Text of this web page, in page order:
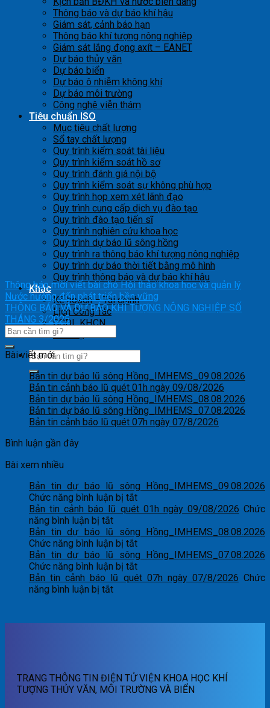
Thông báo và dự báo khí hậu
Giám sát, cảnh báo hạn
Thông báo khí tượng nông nghiệp
Giám sát lắng đọng axít – EANET
Dự báo thủy văn
Dự báo biển
Dự báo ô nhiễm không khí
Dự báo môi trường
Công nghệ viễn thám
Tiêu chuẩn ISO
Mục tiêu chất lượng
Sổ tay chất lượng
Quy trình kiểm soát tài liệu
Quy trình kiểm soát hồ sơ
Quy trình đánh giá nội bộ
Quy trình kiểm soát sự không phù hợp
Quy trình họp xem xét lãnh đạo
Quy trình cung cấp dịch vụ đào tạo
Quy trình đào tạo tiến sĩ
Quy trình nghiên cứu khoa học
Quy trình dự báo lũ sông hồng
Quy trình ra thông báo khí tượng nông nghiệp
Quy trình dự báo thời tiết bằng mô hình
Quy trình thông báo và dự báo khí hậu
Khác
Kế hoạch – Tài chính
Lịch Công Tác
CSDL KHCN
Liên hệ
Thông báo mời viết bài cho Hội thảo khoa học và quản lý
Nước hướng đến phát triển bền vững
THÔNG BÁO VÀ DỰ BÁO KHÍ TƯỢNG NÔNG NGHIỆP SỐ
THÁNG 3/2025
Bài viết mới
Bản tin dự báo lũ sông Hồng_IMHEMS_09.08.2026
Bản tin cảnh báo lũ quét 01h ngày 09/08/2026
Bản tin dự báo lũ sông Hồng_IMHEMS_08.08.2026
Bản tin dự báo lũ sông Hồng_IMHEMS_07.08.2026
Bản tin cảnh báo lũ quét 07h ngày 07/8/2026
Bình luận gần đây
Bài xem nhiều
Bản tin dự báo lũ sông Hồng_IMHEMS_09.08.2026
Chức năng bình luận bị tắtở
Bản
dự
báo
lũ
sông
Hồng_IMHEMS_09.08.2026
Bản tin cảnh báo lũ quét 01h ngày 09/08/2026 Chức
năng bình luận bị tắtở
Bản
tin
cảnh
báo
lũ
quét
09/08/2026
Bản tin dự báo lũ sông Hồng_IMHEMS_08.08.2026
Chức năng bình luận bị tắtở
Bản
tin
dự
Hồng_IMHEMS_08.08.2026
Bản tin dự báo lũ sông Hồng_IMHEMS_07.08.2026
Chức năng bình luận bị tắtở
Bản
lũ
Bản tin cảnh báo lũ quét 07h ngày 07/8/2026 Chức
năng bình luận bị tắtở
cảnh
ngày
07/8/2026
TRANG THÔNG TIN ĐIỆN TỬ VIỆN KHOA HỌC KHÍ
TƯỢNG THỦY VĂN, MÔI TRƯỜNG VÀ BIỂN